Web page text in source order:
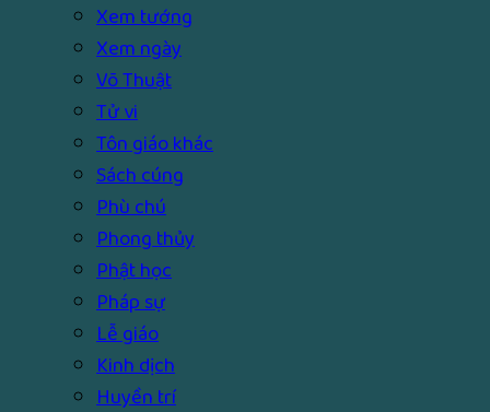
Xem tướng
Xem ngày
Võ Thuật
Tử vi
Tôn giáo khác
Sách cúng
Phù chú
Phong thủy
Phật học
Pháp sự
Lễ giáo
Kinh dịch
Huyền trí